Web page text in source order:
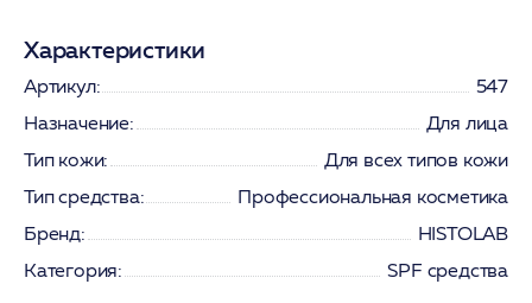
Характеристики
Артикул:
547
Назначение:
Для лица
Тип кожи:
Для всех типов кожи
Тип средства:
Профессиональная косметика
Бренд:
HISTOLAB
Категория:
SPF средства